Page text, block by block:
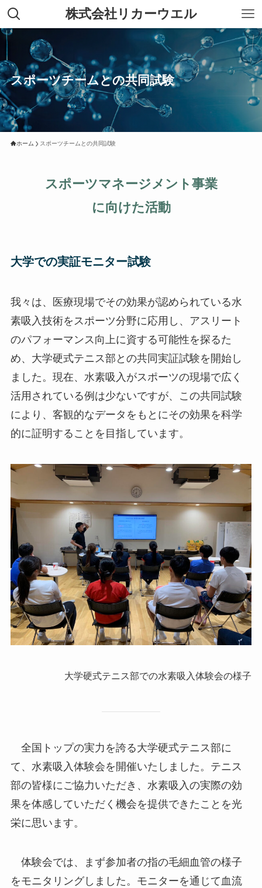
株式会社リカーウエル
スポーツチームとの共同試験
ホーム スポーツチームとの共同試験
スポーツマネージメント事業
に向けた活動
大学での実証モニター試験
我々は、医療現場でその効果が認められている水
素吸入技術をスポーツ分野に応用し、アスリート
のパフォーマンス向上に資する可能性を探るた
め、大学硬式テニス部との共同実証試験を開始し
ました。現在、水素吸入がスポーツの現場で広く
活用されている例は少ないですが、この共同試験
により、客観的なデータをもとにその効果を科学
的に証明することを目指しています。
大学硬式テニス部での水素吸入体験会の様子
全国トップの実力を誇る大学硬式テニス部に
て、水素吸入体験会を開催いたしました。テニス
部の皆様にご協力いただき、水素吸入の実際の効
果を体感していただく機会を提供できたことを光
栄に思います。
体験会では、まず参加者の指の毛細血管の様子
をモニタリングしました。モニターを通じて血流